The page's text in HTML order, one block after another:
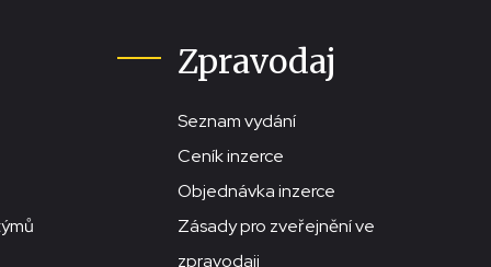
Zpravodaj
Seznam vydání
Ceník inzerce
Objednávka inzerce
Zásady pro zveřejnění ve
zpravodaji